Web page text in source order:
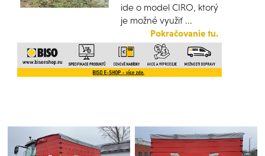
ide o model CIRO, ktorý
je možné využiť ...
Pokračovanie tu.